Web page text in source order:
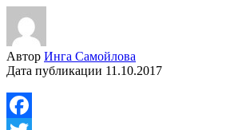
Автор Инга Самойлова
Дата публикации 11.10.2017